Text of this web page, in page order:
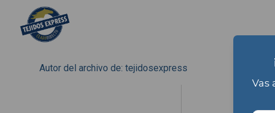
Vas
Autor del archivo de: tejidosexpress